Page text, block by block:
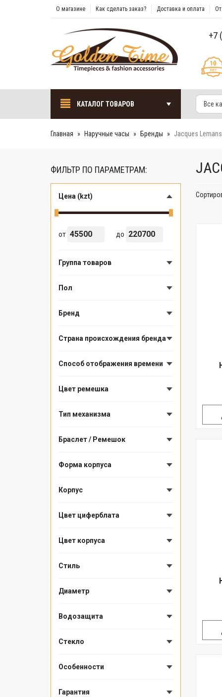
О магазине Как сделать заказ? Доставка и оплата
+7
КАТАЛОГ ТОВАРОВ Все
Главная Наручные часы Бренды Jacques Lemans
ФИЛЬТР ПО ПАРАМЕТРАМ:
Цена (kzt)
от до
Группа товаров
Пол
Бренд
Страна происхождения бренда
Способ отображения времени
Цвет ремешка
Тип механизма
Браслет / Ремешок
Форма корпуса
Корпус
Цвет циферблата
Цвет корпуса
Стиль
Диаметр
Водозащита
Стекло
Особенности
Гарантия